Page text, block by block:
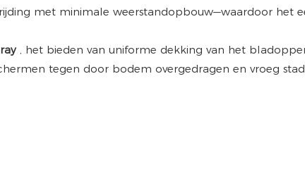
met minimale weerstandopbouw—waardoor het
, het bieden van uniforme dekking van het
tegen door bodem overgedragen en vroeg